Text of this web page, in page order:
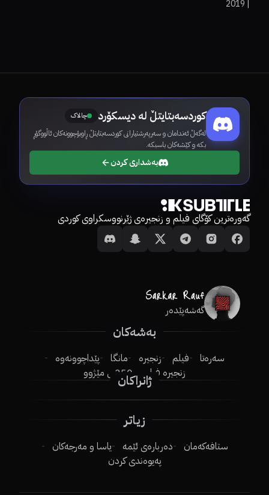
Extractors|
2019
کوردسەبتایتڵ لە دیسکۆرد چالاک
لەگەڵ ئەندامان و سەرپەرشتیارانی کوردسەبتایتڵ ڕاوبۆچوونەکان ئاڵووگۆڕ
بکە و کێشەکان باسبکە.
بەشداری کردن
گەورەترین کۆگای فیلم و زنجیرەی ژێرنووسکراوی کوردی
گەشەپێدەر
بەشەکان
سەرەتا فیلم زنجیرە مانگا
پێداچوونەوە
زنجیرە فیلم
250ـی مێژوو
ژانراکان
زیاتر
ستافەکەمان دەربارەی ئێمە
یاسا و مەرجەکان
پەیوەندی کردن